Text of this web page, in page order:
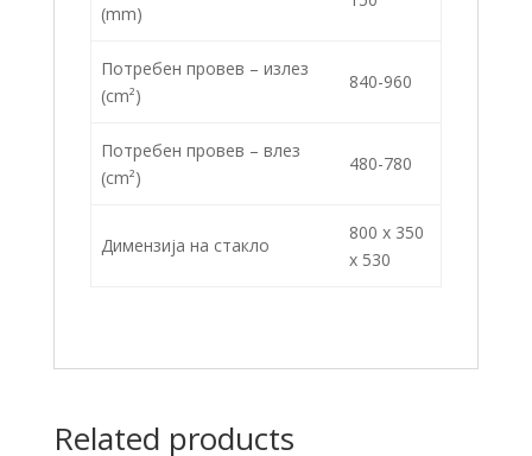
(mm)
Потребен провев – излез
(cm²)
840-960
Потребен провев – влез
(cm²)
480-780
Димензија на стакло
800 x 350
x 530
Related products